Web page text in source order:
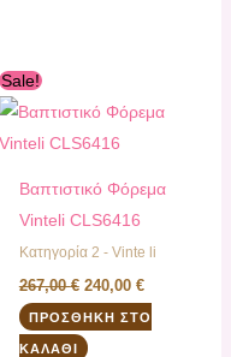
Sale!
Βαπτιστικό Φόρεμα
Vinteli CLS6416
Κατηγορία 2 - Vinte li
267,00€
was:
240,00 €
τιμή
ΠΡΟΣΘΉΚΗ ΣΤΟ
ΚΑΛΆΘΙ